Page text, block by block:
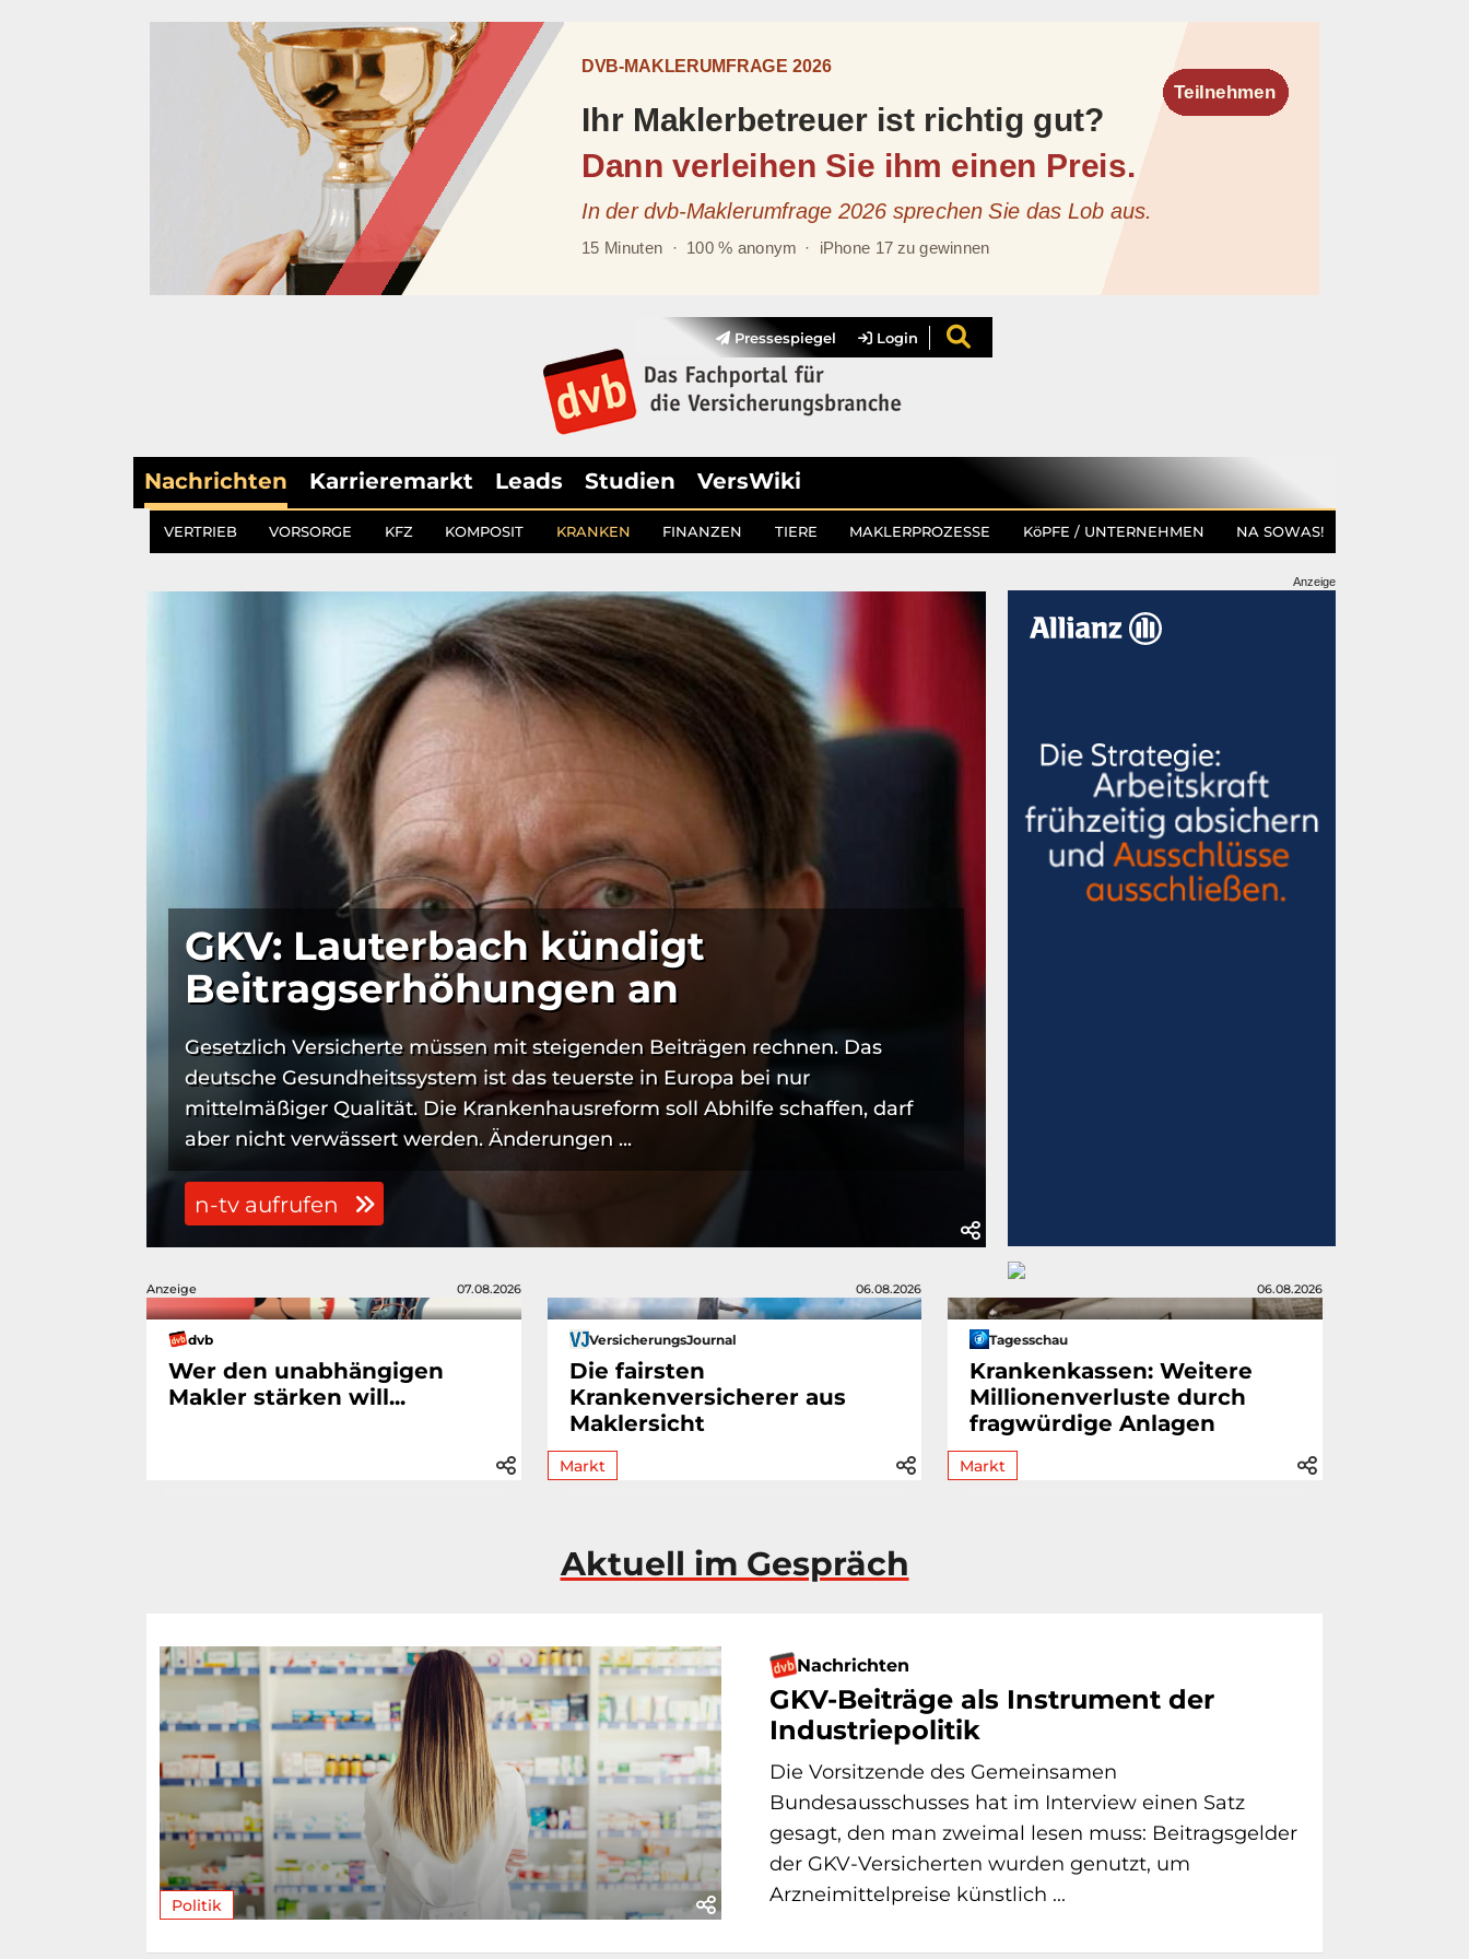
Pressespiegel Login
Nachrichten Karrieremarkt Leads Studien VersWiki
VERTRIEB VORSORGE KFZ KOMPOSIT KRANKEN FINANZEN TIERE MAKLERPROZESSE KöPFE / UNTERNEHMEN NA SOWAS!
GKV: Lauterbach kündigt
Beitragserhöhungen an
Gesetzlich Versicherte müssen mit steigenden Beiträgen rechnen. Das
deutsche Gesundheitssystem ist das teuerste in Europa bei nur
mittelmäßiger Qualität. Die Krankenhausreform soll Abhilfe schaffen, darf
aber nicht verwässert werden. Änderungen ...
n-tv aufrufen
Anzeige
Anzeige 07.08.2026
dvb
Wer den unabhängigen
Makler stärken will...
06.08.2026
VersicherungsJournal
Die fairsten
Krankenversicherer aus
Maklersicht
Markt
06.08.2026
Tagesschau
Krankenkassen: Weitere
Millionenverluste durch
fragwürdige Anlagen
Markt
Aktuell im Gespräch
Politik
Nachrichten
GKV-Beiträge als Instrument der
Industriepolitik
Die Vorsitzende des Gemeinsamen
Bundesausschusses hat im Interview einen Satz
gesagt, den man zweimal lesen muss: Beitragsgelder
der GKV-Versicherten wurden genutzt, um
Arzneimittelpreise künstlich ...